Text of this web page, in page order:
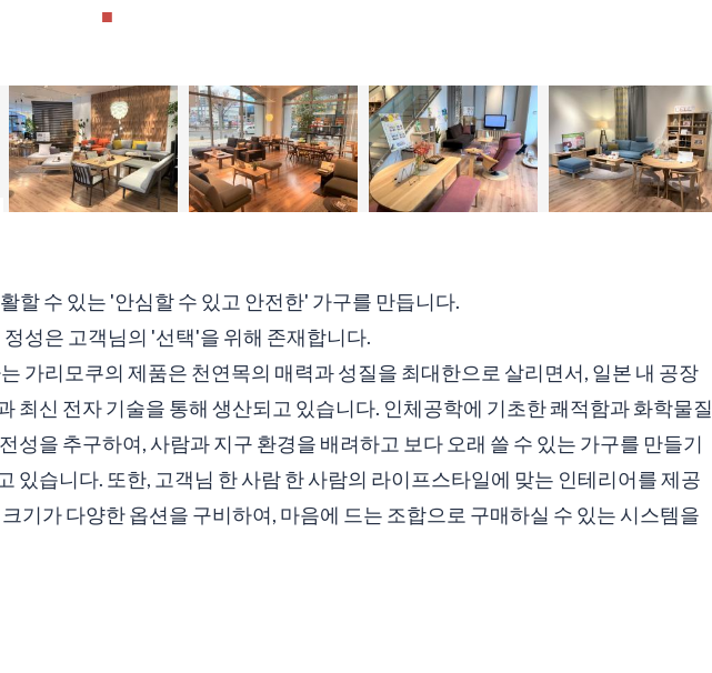
할 수 있는 '안심할 수 있고 안전한' 가구를 만듭니다.
성은 고객님의 '선택'을 위해 존재합니다.
가리모쿠의 제품은 천연목의 매력과 성질을 최대한으로 살리면서, 일본 내 공장
최신 전자 기술을 통해 생산되고 있습니다. 인체공학에 기초한 쾌적함과 화학물질
성을 추구하여, 사람과 지구 환경을 배려하고 보다 오래 쓸 수 있는 가구를 만들기
있습니다. 또한, 고객님 한 사람 한 사람의 라이프스타일에 맞는 인테리어를 제공
기가 다양한 옵션을 구비하여, 마음에 드는 조합으로 구매하실 수 있는 시스템을